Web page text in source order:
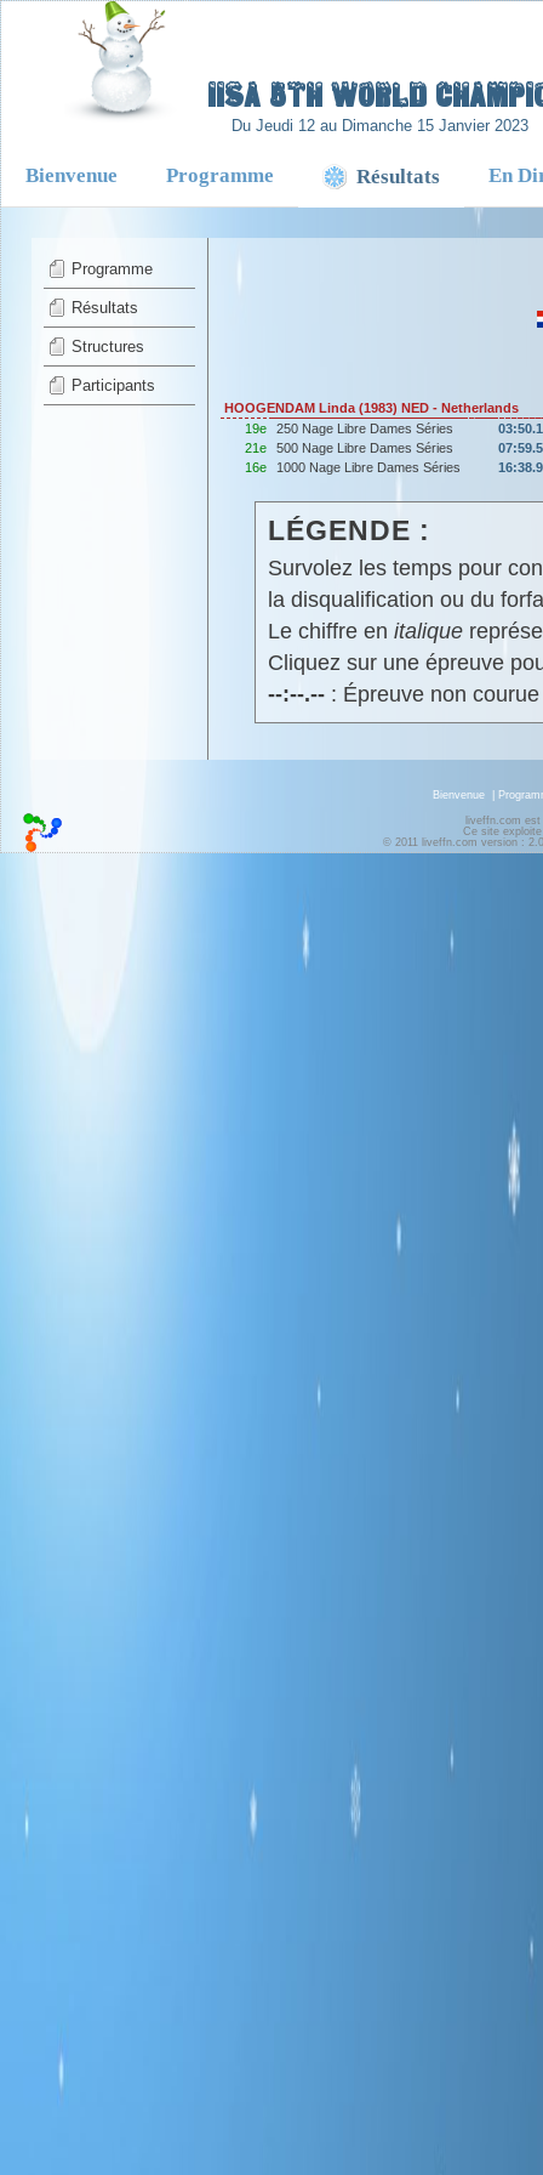
IISA 5TH WORLD
Du Jeudi 12 au Dimanche 15 Janvier 2023
Bienvenue Programme Résultats En
Programme
Résultats
Structures
Participants
HOOGENDAM Linda (1983) NED - Netherlands
19e
250 Nage Libre Dames Séries
21e
500 Nage Libre Dames Séries
16e
1000 Nage Libre Dames Séries
LÉGENDE :
Survolez les temps pour
la disqualification ou du
Le chiffre en italique
Cliquez sur une épreuve
--:--.--: Épreuve non
Bienvenue
liveffn.com
Ce site
© 2011 liveffn.com version :